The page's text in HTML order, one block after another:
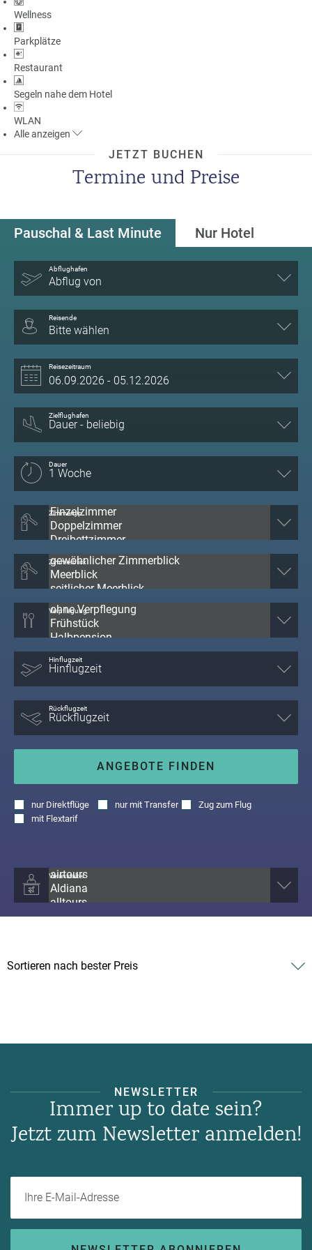
Wellness
Parkplätze
Restaurant
Segeln nahe dem Hotel
WLAN
Alleanzeigen
JETZT BUCHEN
Termine und Preise
Pauschal & Last Minute Nur Hotel
Abflughafen
Abflug von
Reisende
Bitte wählen
Reisezeitraum
Zielflughafen
Dauer
Zimmertyp
Zimmerblick
ANGEBOTE FINDEN
nur Direktflüge nurmit Transfer
Zug zum Flug
mit Flextarif
Verpflegung
Hinflugzeit
Rückflugzeit
Veranstalter
NEWSLETTER
Immer up to date sein?
Jetzt zum Newsletter anmelden!